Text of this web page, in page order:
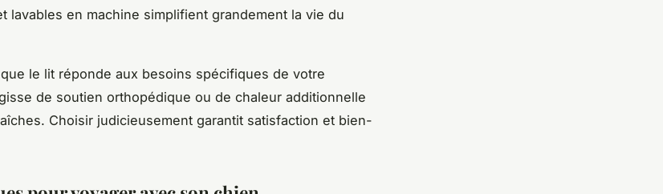
lavables en machine simplifient grandement la vie du
le lit réponde aux besoins spécifiques de votre
de soutien orthopédique ou de chaleur additionnelle
Choisir judicieusement garantit satisfaction et bien-